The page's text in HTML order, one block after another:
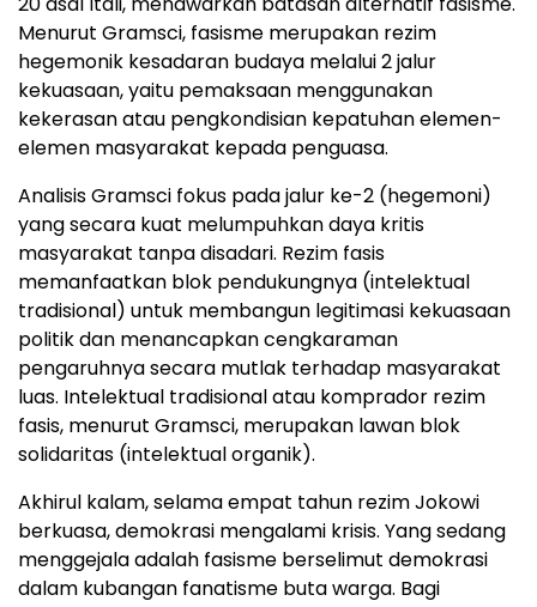
Menurut Gramsci, fasisme merupakan rezim
hegemonik kesadaran budaya melalui 2 jalur
kekuasaan, yaitu pemaksaan menggunakan
kekerasan atau pengkondisian kepatuhan elemen-
elemen masyarakat kepada penguasa.
Analisis Gramsci fokus pada jalur ke-2 (hegemoni)
yang secara kuat melumpuhkan daya kritis
masyarakat tanpa disadari. Rezim fasis
memanfaatkan blok pendukungnya (intelektual
tradisional) untuk membangun legitimasi kekuasaan
politik dan menancapkan cengkaraman
pengaruhnya secara mutlak terhadap masyarakat
luas. Intelektual tradisional atau komprador rezim
fasis, menurut Gramsci, merupakan lawan blok
solidaritas (intelektual organik).
Akhirul kalam, selama empat tahun rezim Jokowi
berkuasa, demokrasi mengalami krisis. Yang sedang
menggejala adalah fasisme berselimut demokrasi
dalam kubangan fanatisme buta warga. Bagi